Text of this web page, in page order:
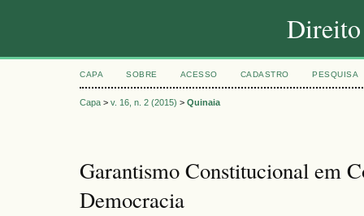
Direito
CAPA SOBRE ACESSO CADASTRO PESQUISA
Capa > v. 16, n. 2 (2015) > Quinaia
Garantismo Constitucional em
Democracia